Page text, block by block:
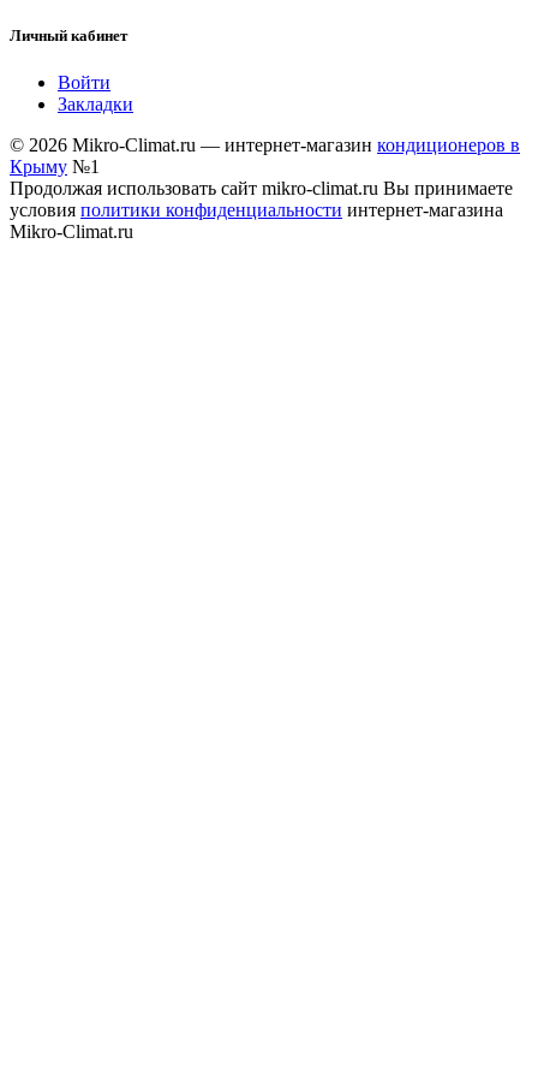
Личный кабинет
Войти
Закладки
© 2026 Mikro-Climat.ru — интернет-магазин кондиционеров в
Крыму №1
Продолжая использовать сайт mikro-climat.ru Вы принимаете
условия политики конфиденциальности интернет-магазина
Mikro-Climat.ru